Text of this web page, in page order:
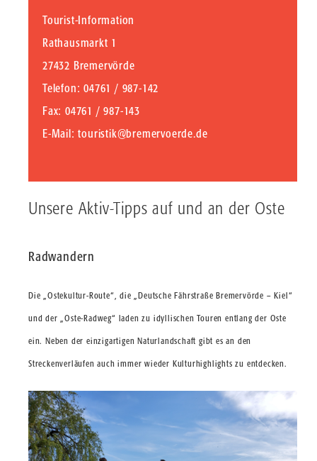
Tourist-Information
Rathausmarkt 1
27432 Bremervörde
Telefon: 04761 / 987-142
Fax: 04761 / 987-143
E-Mail:touristik@bremervoerde.de
Unsere Aktiv-Tipps auf und an der Oste
Radwandern
Die „Ostekultur-Route“, die „Deutsche Fährstraße Bremervörde – Kiel“
und der „Oste-Radweg“ laden zu idyllischen Touren entlang der Oste
ein. Neben der einzigartigen Naturlandschaft gibt es an den
Streckenverläufen auch immer wieder Kulturhighlights zu entdecken.